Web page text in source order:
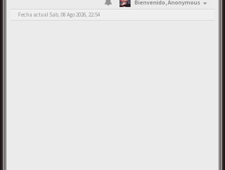
Bienvenido,Anonymous
Fecha actual Sab, 08 Ago 2026, 22:54